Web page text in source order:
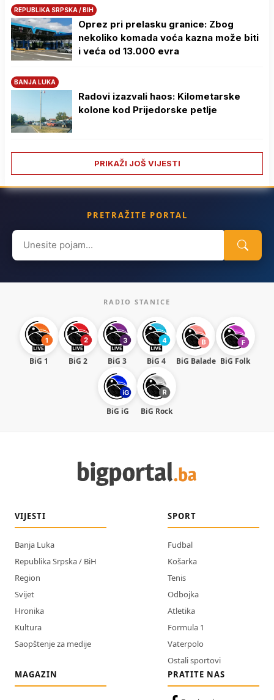
REPUBLIKA SRPSKA / BIH
Oprez pri prelasku granice: Zbog
nekoliko komada voća kazna može biti
i veća od 13.000 evra
BANJA LUKA
Radovi izazvali haos: Kilometarske
kolone kod Prijedorske petlje
PRIKAŽI JOŠ VIJESTI
PRETRAŽITE PORTAL
Search
for:
RADIO STANICE
BiG 1 BiG 2 BiG 3 BiG 4 BiG Balade BiG Folk
BiG iG BiG Rock
VIJESTI
Banja Luka
Republika Srpska / BiH
Region
Svijet
Hronika
Kultura
Saopštenje za medije
SPORT
Fudbal
Košarka
Tenis
Odbojka
Atletika
Formula 1
Vaterpolo
Ostali sportovi
MAGAZIN
PRATITE NAS